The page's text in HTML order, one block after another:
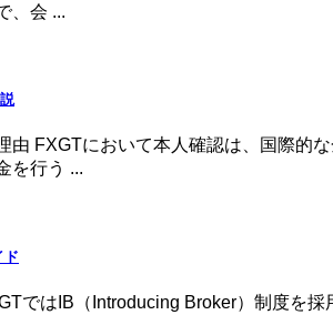
、会 ...
由 FXGTにおいて本人確認は、国際的
を行う ...
ド
ではIB（Introducing Broker）制度を